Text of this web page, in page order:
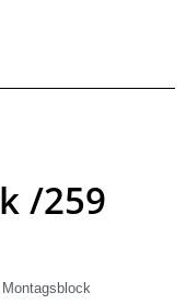
/259
Montagsblock